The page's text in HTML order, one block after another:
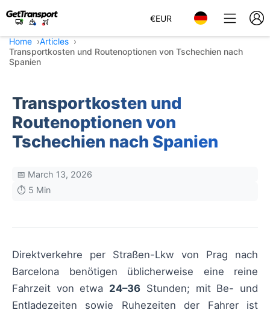
€EUR
Home
Articles
Transportkosten und Routenoptionen von Tschechien nach
Spanien
Transportkosten und
Routenoptionen von
Tschechien nach Spanien
📅 March 13, 2026
⏱️ 5 Min
Direktverkehre per Straßen-Lkw von Prag nach
Barcelona benötigen üblicherweise eine reine
Fahrzeit von etwa 24–36 Stunden; mit Be- und
Entladezeiten sowie Ruhezeiten der Fahrer ist